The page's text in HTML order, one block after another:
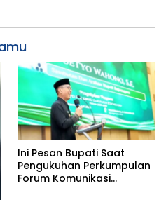
Ini Pesan Bupati Saat
Pengukuhan Perkumpulan
Forum Komunikasi